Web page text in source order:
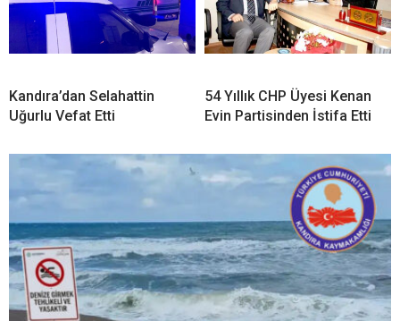
Kandıra’dan Selahattin
Uğurlu Vefat Etti
54 Yıllık CHP Üyesi Kenan
Evin Partisinden İstifa Etti